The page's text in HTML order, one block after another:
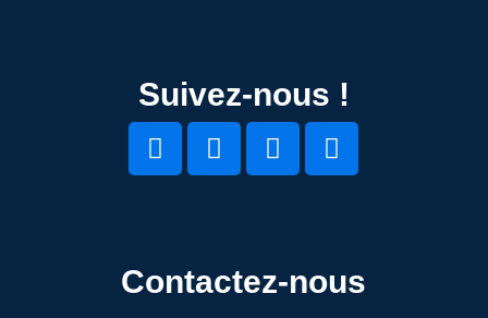
Suivez-nous !
Contactez-nous